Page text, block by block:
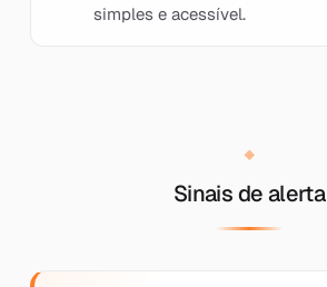
simples e acessível.
Sinais de alerta